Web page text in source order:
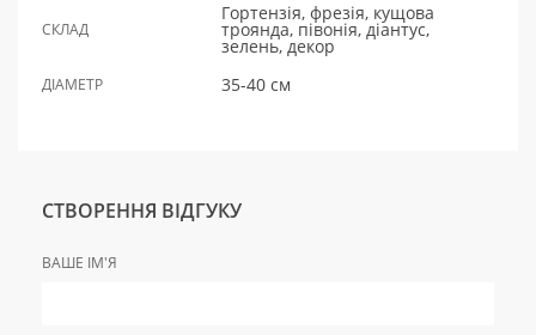
СКЛАД
Гортензія, фрезія, кущова
троянда, півонія, діантус,
зелень, декор
ДІАМЕТР 35-40 см
СТВОРЕННЯ ВІДГУКУ
ВАШЕ ІМ'Я